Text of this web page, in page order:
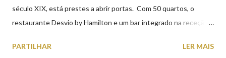
século XIX, está prestes a abrir portas. Com 50 quartos, o
restaurante Desvio by Hamilton e um bar integrado na receção,
peças históricas cedidas pela IP Património que homenageiam a
PARTILHAR LER MAIS